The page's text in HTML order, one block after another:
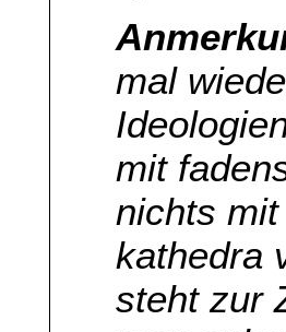
mal
mit
nichts
kathedra
steht zur